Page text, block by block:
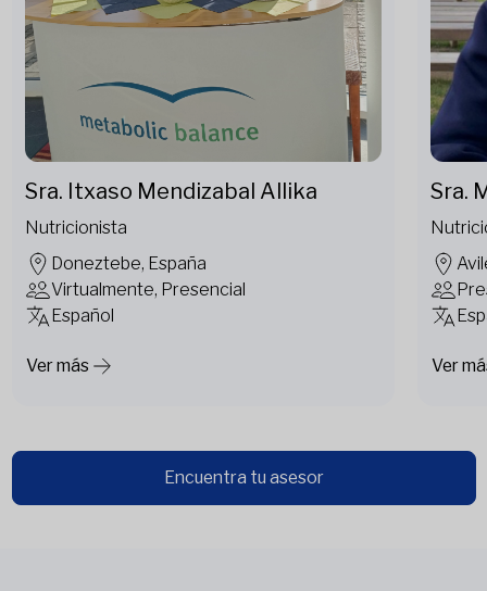
Sra. Itxaso Mendizabal Allika
Nutricionista
Doneztebe, España
Virtualmente, Presencial
Español
Ver más
Sra.
Ver
Encuentra tu asesor